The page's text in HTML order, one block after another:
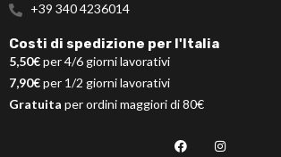
+39 340 4236014
Costi di spedizione per l'Italia
5,50€per 4/6 giorni lavorativi
7,90€per 1/2 giorni lavorativi
Gratuita per ordini maggiori di 80€